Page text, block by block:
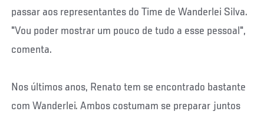
passar aos representantes do Time de Wanderlei Silva.
"Vou poder mostrar um pouco de tudo a esse pessoal",
comenta.
Nos últimos anos, Renato tem se encontrado bastante
com Wanderlei. Ambos costumam se preparar juntos